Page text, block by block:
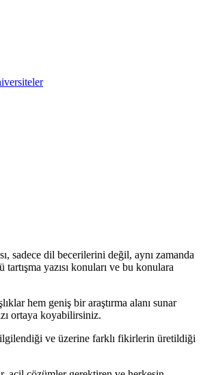
sadece dil becerilerini değil, aynı zamanda
yazısı konuları ve bu konulara
hem geniş bir araştırma alanı sunar
ortaya koyabilirsiniz.
ve üzerine farklı fikirlerin üretildiği